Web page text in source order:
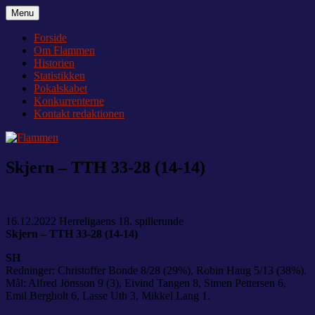
Videre
til
indhold
Flammen
Nyheder og debat om Team Tvis Holstebro
Menu
Forside
Om Flammen
Historien
Statistikken
Pokalskabet
Konkurrenterne
Kontakt redaktionen
Skjern – TTH 33-28 (14-14)
16.12.2022 Herreligaens 18. spillerunde
Skjern – TTH 33-28 (14-14)
SH
Redninger: Christoffer Bonde 8/28 (29%), Robin Haug 5/13 (38%).
Mål: Alfred Jönsson 9 (3), Eivind Tangen 8, Simen Pettersen 6,
Emil Bergholt 6, Lasse Uth 3, Mikkel Lang 1.